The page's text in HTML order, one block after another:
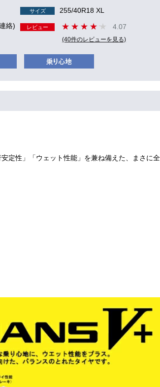
サイズ 255/40R18 XL
絡) レビュー 4.07
(40件のレビューを見る)
定性」「ウェット性能」を兼ね備えた、まさに